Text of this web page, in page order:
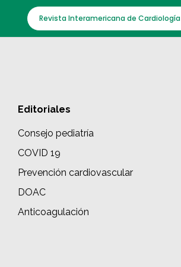
Revista Interamericana de Cardiología
Editoriales
Consejo pediatría
COVID 19
Prevención cardiovascular
DOAC
Anticoagulación